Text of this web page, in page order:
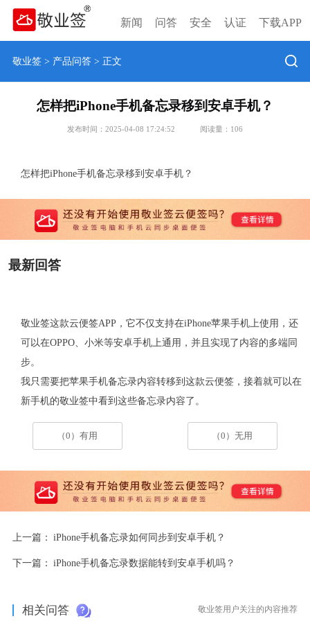
新闻 问答 安全 认证 下载APP
敬业签> 产品问答> 正文
怎样把iPhone手机备忘录移到安卓手机？
发布时间：2025-04-08 17:24:52 阅读量： 106
怎样把iPhone手机备忘录移到安卓手机？
最新回答
敬业签这款云便签APP，它不仅支持在iPhone苹果手机上使用，还
可以在OPPO、小米等安卓手机上通用，并且实现了内容的多端同
步。
我只需要把苹果手机备忘录内容转移到这款云便签，接着就可以在
新手机的敬业签中看到这些备忘录内容了。
（0）有用 （0）无用
上一篇： iPhone手机备忘录如何同步到安卓手机？
下一篇： iPhone手机备忘录数据能转到安卓手机吗？
相关问答 敬业签用户关注的内容推荐